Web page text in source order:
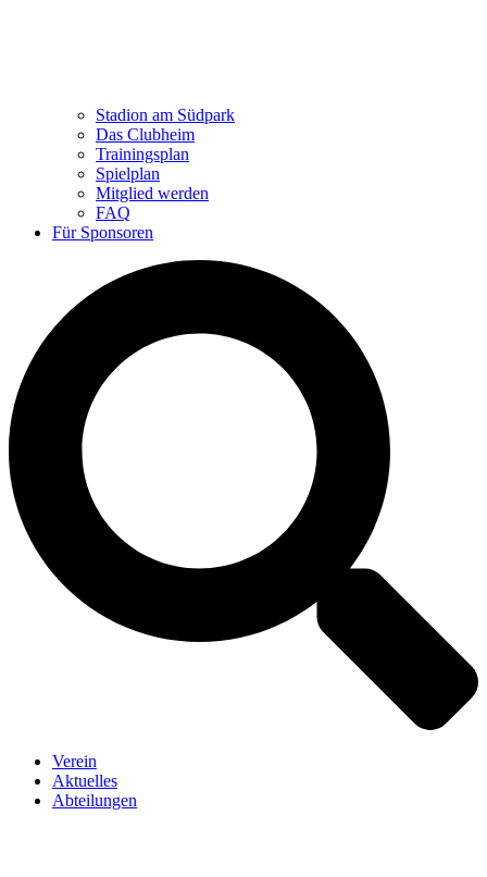
Stadion am Südpark
Das Clubheim
Trainingsplan
Spielplan
Mitglied werden
FAQ
Für Sponsoren
Verein
Aktuelles
Abteilungen